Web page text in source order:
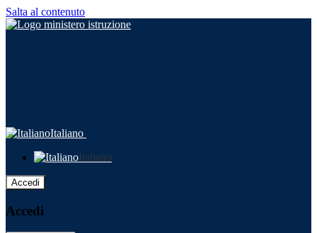
Salta al contenuto
Italiano
Italiano
Accedi
Accedi